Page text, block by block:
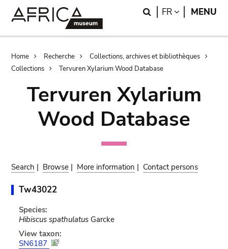
Search
FR LANGUAGE
MENU
Breadcrumb
Home Recherche
Collections, archives et bibliothèques
Collections
Tervuren Xylarium Wood Database
Tervuren Xylarium
Wood Database
Search | Browse | More information | Contact persons
Tw43022
Species:
Hibiscus spathulatusGarcke
View taxon:
SN6187